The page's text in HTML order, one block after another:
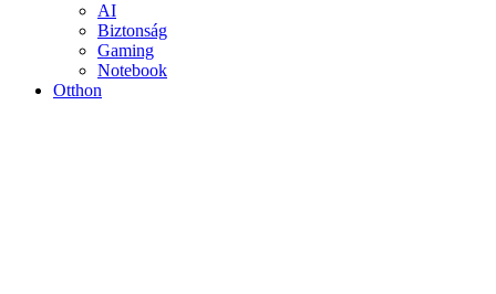
AI
Biztonság
Gaming
Notebook
Otthon